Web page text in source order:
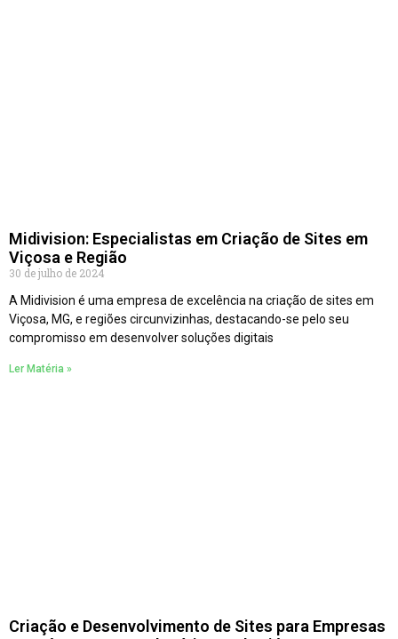
Midivision: Especialistas em Criação de Sites em
Viçosa e Região
30 de julho de 2024
A Midivision é uma empresa de excelência na criação de sites em
Viçosa, MG, e regiões circunvizinhas, destacando-se pelo seu
compromisso em desenvolver soluções digitais
Ler Matéria »
Criação e Desenvolvimento de Sites para Empresas